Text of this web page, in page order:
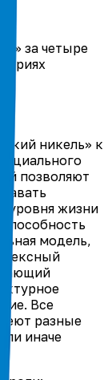
за четыре
никель» к
позволяют
уровня жизни
модель,
Все
разные
иначе